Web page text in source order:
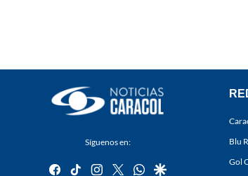
Síguenos en:
facebook
tiktok instagram
twitterwhatsapp
google
Blu
Gol